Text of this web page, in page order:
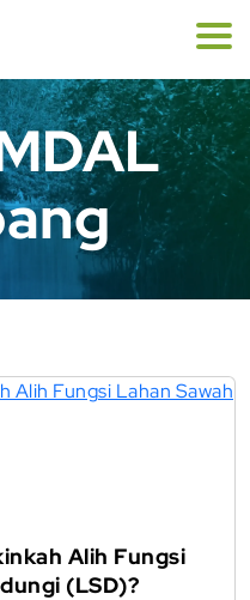
Alih Fungsi
(LSD)?